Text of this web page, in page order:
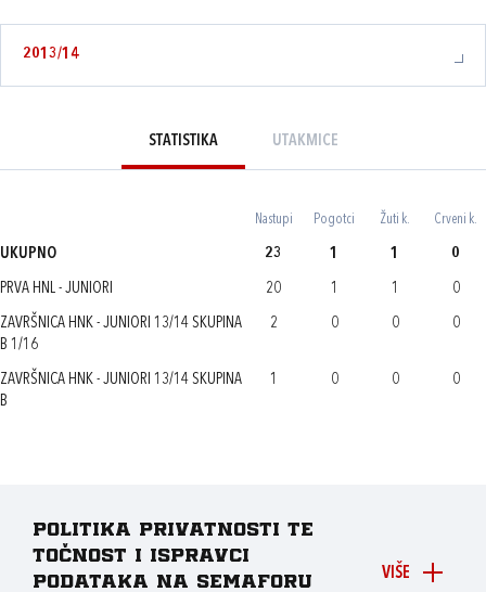
2013/14
STATISTIKA UTAKMICE
Nastupi Pogotci Žuti k. Crveni k.
UKUPNO 23 1 1 0
PRVA HNL - JUNIORI 20 1 1 0
ZAVRŠNICA HNK - JUNIORI 13/14 SKUPINA
B 1/16
2 0 0 0
ZAVRŠNICA HNK - JUNIORI 13/14 SKUPINA
B
1 0 0 0
VIŠE
Politika privatnosti te
točnost i ispravci
podataka na Semaforu